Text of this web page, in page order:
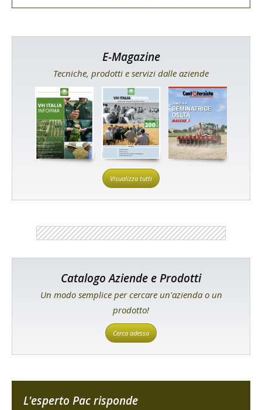
E-Magazine
Tecniche, prodotti e servizi dalle aziende
Visualizza tutti
Catalogo Aziende e Prodotti
Un modo semplice per cercare un'azienda o un
prodotto!
Cerca adesso
L'esperto Pac risponde